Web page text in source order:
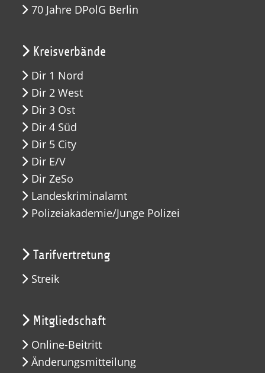
70 Jahre DPolG Berlin
Kreisverbände
Dir 1 Nord
Dir 2 West
Dir 3 Ost
Dir 4 Süd
Dir 5 City
Dir E/V
Dir ZeSo
Landeskriminalamt
Polizeiakademie/Junge Polizei
Tarifvertretung
Streik
Mitgliedschaft
Online-Beitritt
Änderungsmitteilung